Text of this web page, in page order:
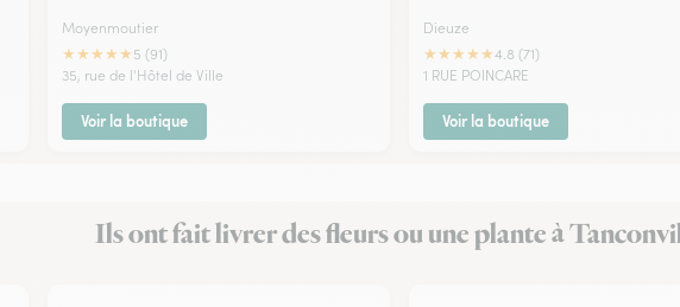
Moyenmoutier
★★★★★ 5 (91)
35, rue de l'Hôtel de Ville
Voir la boutique
Dieuze
★★★★★4.8 (71)
1 RUE POINCARE
Voir la boutique
Ils ont fait livrer des fleurs ou une plante à